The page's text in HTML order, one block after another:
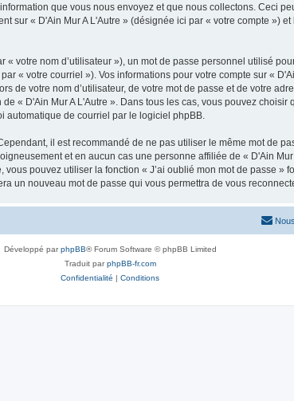
que vous nous envoyez et que nous collectons. Ceci
sur « D'Ain Mur A L'Autre » (désignée ici par « votre compte »)
votre nom d’utilisateur »), un mot de passe personnel utilisé
« votre courriel »). Vos informations pour votre compte sur «
de votre nom d’utilisateur, de votre mot de passe et de votre
« D'Ain Mur A L'Autre ». Dans tous les cas, vous pouvez
automatique de courriel par le logiciel phpBB.
il est recommandé de ne pas utiliser le même mot de
et en aucun cas une personne affiliée de « D'Ain
pouvez utiliser la fonction « J’ai oublié mon mot de passe
un nouveau mot de passe qui vous permettra de vous
Développé parphpBB® Forum Software © phpBB Limited
Traduit parphpBB-fr.com
Confidentialité | Conditions